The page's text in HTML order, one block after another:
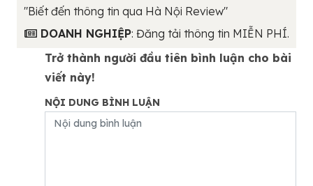
"Biết đến thông tin qua Hà Nội Review"
DOANH NGHIỆP: Đăng tải thông tin MIỄN PHÍ.
Trở thành người đầu tiên bình luận cho bài
viết này!
NỘI DUNG BÌNH LUẬN